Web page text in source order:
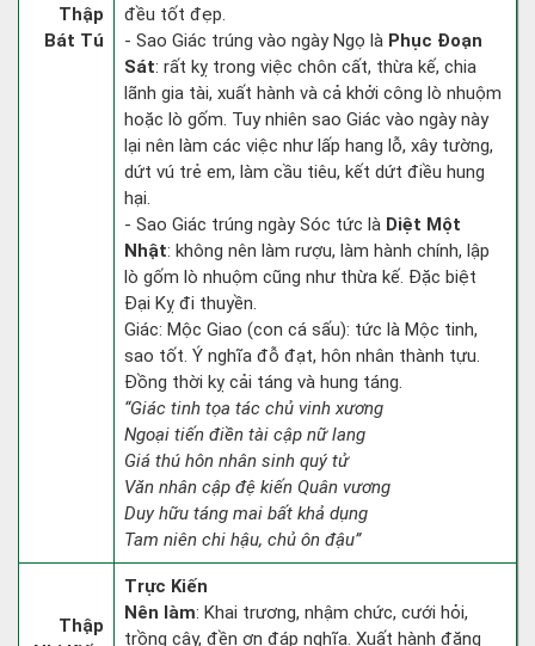
Thập
Bát Tú
đều tốt đẹp.
- Sao Giác trúng vào ngày Ngọ là Phục Đoạn
Sát: rất kỵ trong việc chôn cất, thừa kế, chia
lãnh gia tài, xuất hành và cả khởi công lò nhuộm
hoặc lò gốm. Tuy nhiên sao Giác vào ngày này
lại nên làm các việc như lấp hang lỗ, xây tường,
dứt vú trẻ em, làm cầu tiêu, kết dứt điều hung
hại.
- Sao Giác trúng ngày Sóc tức là Diệt Một
Nhật: không nên làm rượu, làm hành chính, lập
lò gốm lò nhuộm cũng như thừa kế. Đặc biệt
Đại Kỵ đi thuyền.
Giác: Mộc Giao (con cá sấu): tức là Mộc tinh,
sao tốt. Ý nghĩa đỗ đạt, hôn nhân thành tựu.
Đồng thời kỵ cải táng và hung táng.
“Giác tinh tọa tác chủ vinh xương
Ngoại tiến điền tài cập nữ lang
Giá thú hôn nhân sinh quý tử
Văn nhân cập đệ kiến Quân vương
Duy hữu táng mai bất khả dụng
Tam niên chi hậu, chủ ôn đậu”
Thập
Trực Kiến
Nên làm: Khai trương, nhậm chức, cưới hỏi,
trồng cây, đền ơn đáp nghĩa. Xuất hành đặng